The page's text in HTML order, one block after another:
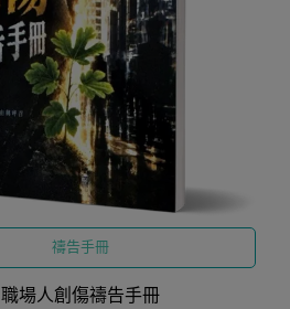
禱告手冊
職場人創傷禱告手冊